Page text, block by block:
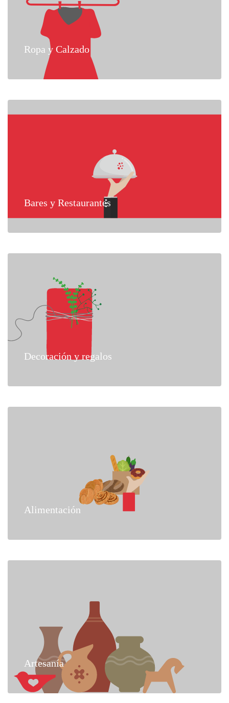
Ropa y Calzado
Bares y Restaurantes
Decoración y regalos
Alimentación
Artesanía